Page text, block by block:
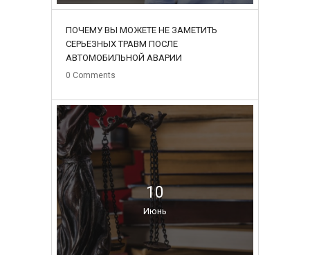
ПОЧЕМУ ВЫ МОЖЕТЕ НЕ ЗАМЕТИТЬ
СЕРЬЕЗНЫХ ТРАВМ ПОСЛЕ
АВТОМОБИЛЬНОЙ АВАРИИ
0 Comments
10
Июнь